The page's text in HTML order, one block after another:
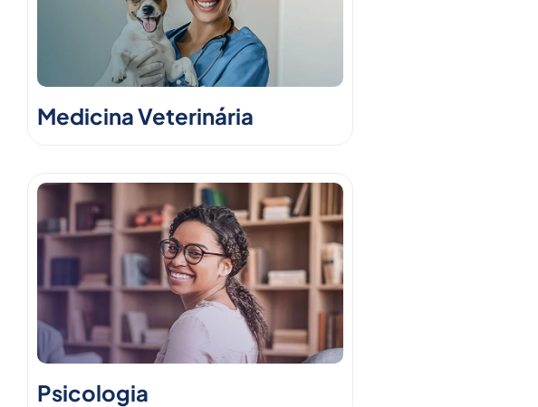
Medicina Veterinária
Psicologia